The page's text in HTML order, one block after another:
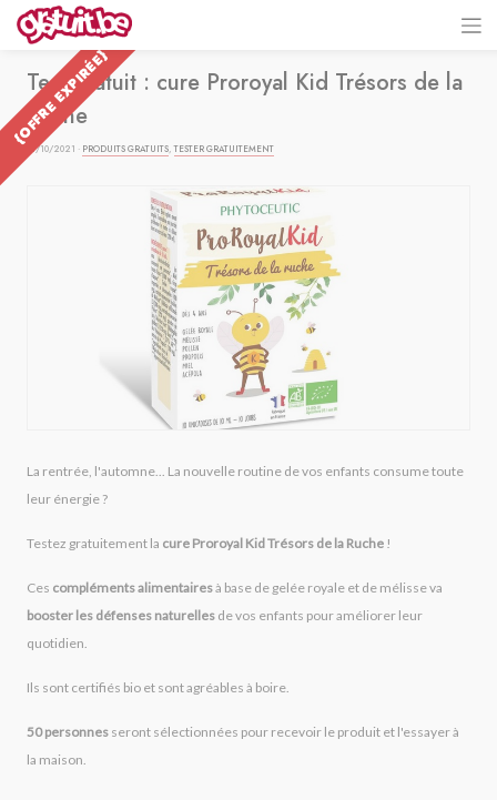
{OFFRE EXPIRÉE}
Test gratuit : cure Proroyal Kid Trésors de la
Ruche
01/10/2021 · PRODUITS GRATUITS,TESTER GRATUITEMENT
La rentrée, l'automne... La nouvelle routine de vos enfants consume toute
leur énergie ?
Testez gratuitement la cure Proroyal Kid Trésors de la Ruche !
Ces compléments alimentairesà base de gelée royale et de mélisse va
booster les défenses naturelles de vos enfants pour améliorer leur
quotidien.
Ils sont certifiés bio et sont agréables à boire.
50 personnes seront sélectionnées pour recevoir le produit et l'essayer à
la maison.